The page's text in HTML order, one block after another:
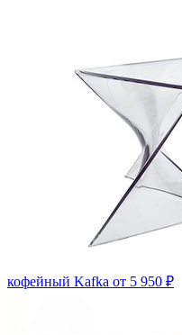
кофейный Kafka от 5 950 ₽